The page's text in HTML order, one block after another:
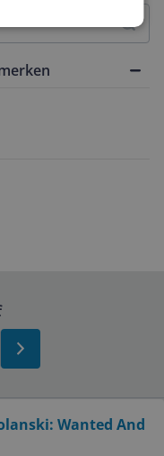
Wanted And